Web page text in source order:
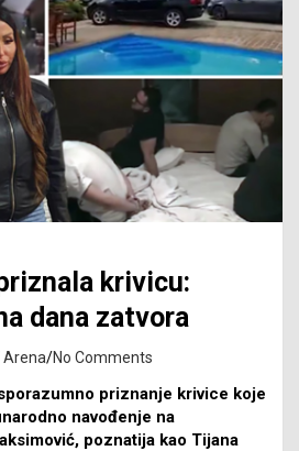
krivicu:
dana zatvora
Arena No Comments
priznanje krivice koje
navođenje na
poznatija kao Tijana